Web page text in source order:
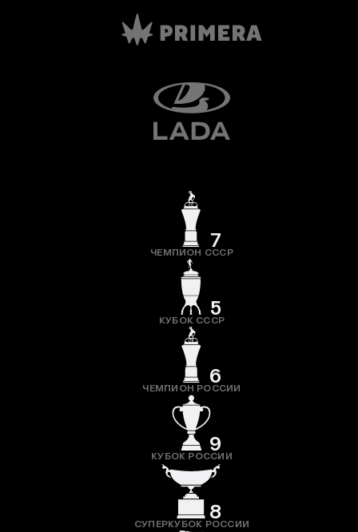
7
ЧЕМПИОН СССР
5
КУБОК СССР
6
ЧЕМПИОН РОССИИ
9
КУБОК РОССИИ
8
СУПЕРКУБОК РОССИИ